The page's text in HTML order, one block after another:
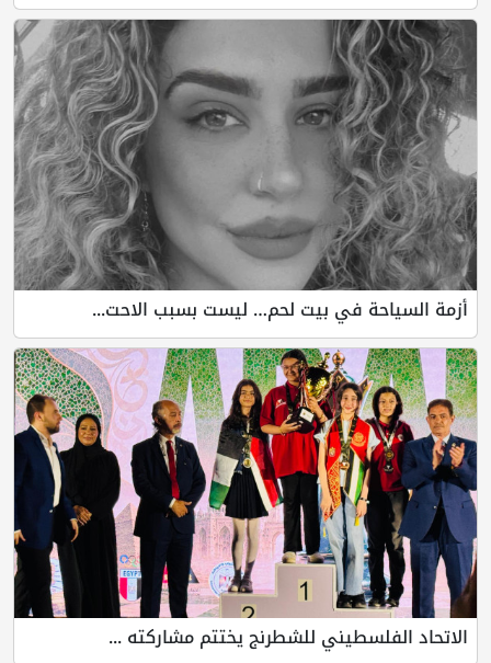
أزمة السياحة في بيت لحم… ليست بسبب الاحت...
الاتحاد الفلسطيني للشطرنج يختتم مشاركته ...